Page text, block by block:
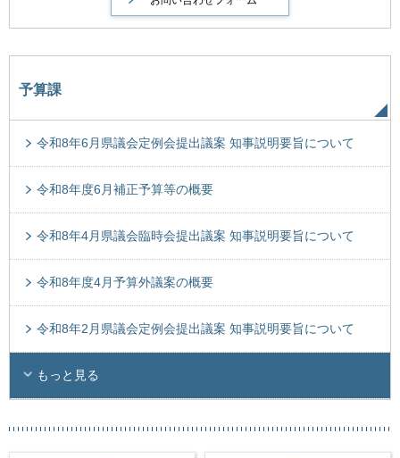
予算課
令和8年6月県議会定例会提出議案 知事説明要旨について
令和8年度6月補正予算等の概要
令和8年4月県議会臨時会提出議案 知事説明要旨について
令和8年度4月予算外議案の概要
令和8年2月県議会定例会提出議案 知事説明要旨について
もっと見る